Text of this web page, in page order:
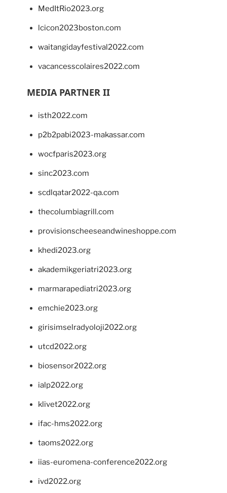
MedItRio2023.org
lcicon2023boston.com
waitangidayfestival2022.com
vacancesscolaires2022.com
MEDIA PARTNER II
isth2022.com
p2b2pabi2023-makassar.com
wocfparis2023.org
sinc2023.com
scdlqatar2022-qa.com
thecolumbiagrill.com
provisionscheeseandwineshoppe.com
khedi2023.org
akademikgeriatri2023.org
marmarapediatri2023.org
emchie2023.org
girisimselradyoloji2022.org
utcd2022.org
biosensor2022.org
ialp2022.org
klivet2022.org
ifac-hms2022.org
taoms2022.org
iias-euromena-conference2022.org
ivd2022.org